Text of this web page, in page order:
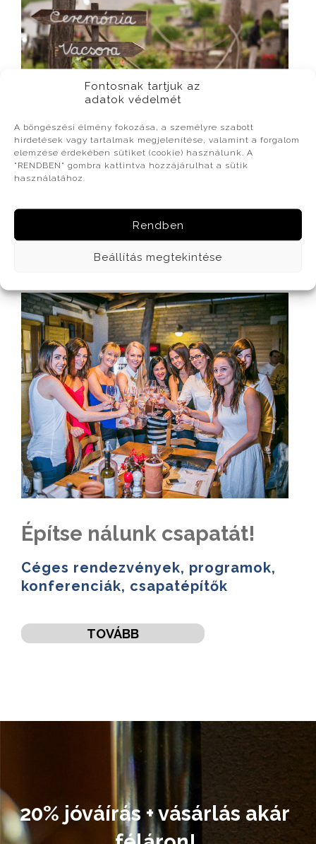
Fontosnak tartjuk az
adatok védelmét
A böngészési élmény fokozása, a személyre szabott
hirdetések vagy tartalmak megjelenítése, valamint a forgalom
elemzése érdekében sütiket (cookie) használunk. A
"RENDBEN" gombra kattintva hozzájárulhat a sütik
használatához.
Rendben
Beállítás megtekintése
válasszon csodás
Építse nálunk csapatát!
Céges rendezvények, programok,
konferenciák, csapatépítők
TOVÁBB
20% jóváírás + vásárlás akár